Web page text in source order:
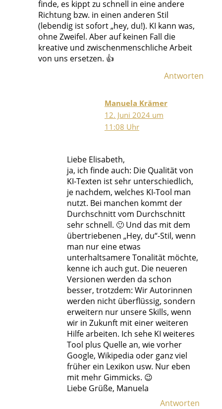
finde, es kippt zu schnell in eine andere
Richtung bzw. in einen anderen Stil
(lebendig ist sofort „hey, du!). KI kann was,
ohne Zweifel. Aber auf keinen Fall die
kreative und zwischenmenschliche Arbeit
von uns ersetzen. 👍
Antworten
Manuela Krämer
12. Juni 2024 um
11:08 Uhr
Liebe Elisabeth,
ja, ich finde auch: Die Qualität von
KI-Texten ist sehr unterschiedlich,
je nachdem, welches KI-Tool man
nutzt. Bei manchen kommt der
Durchschnitt vom Durchschnitt
sehr schnell. 🙂 Und das mit dem
übertriebenen „Hey, du“-Stil, wenn
man nur eine etwas
unterhaltsamere Tonalität möchte,
kenne ich auch gut. Die neueren
Versionen werden da schon
besser, trotzdem: Wir Autorinnen
werden nicht überflüssig, sondern
erweitern nur unsere Skills, wenn
wir in Zukunft mit einer weiteren
Hilfe arbeiten. Ich sehe KI weiteres
Tool plus Quelle an, wie vorher
Google, Wikipedia oder ganz viel
früher ein Lexikon usw. Nur eben
mit mehr Gimmicks. 😉
Liebe Grüße, Manuela
Antworten